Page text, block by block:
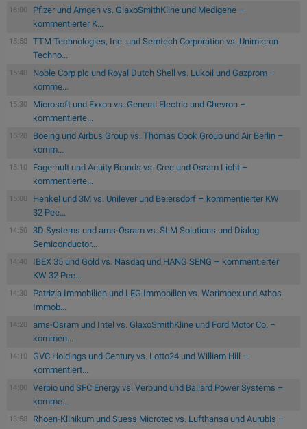
16:00
Pfizer und Amgen vs. GlaxoSmithKline und Medigene –
kommentierter K...
15:50
TTM Technologies, Inc. und Semtech Corporation vs. Unimicron
Techno...
15:40
Noble Corp plc und Royal Dutch Shell vs. Lukoil und Gazprom –
komme...
15:30
Microsoft und Exxon vs. General Electric und Chevron –
kommentierte...
15:20
Boeing und Airbus Group vs. Thomas Cook Group und Air Berlin –
komm...
15:10
Fagerhult und Acuity Brands vs. Cree und Osram Licht –
kommentierte...
15:00
Henkel und 3M vs. Unilever und Beiersdorf – kommentierter KW
32 Pee...
14:50
3D Systems und ams-Osram vs. SLM Solutions und Dialog
Semiconductor...
14:40
IBEX 35 und Gold vs. Nasdaq und HANG SENG – kommentierter
KW 32 Pee...
14:30
Patrizia Immobilien und LEG Immobilien vs. Warimpex und Athos
Immob...
14:20
ams-Osram und Intel vs. GlaxoSmithKline und Ford Motor Co. –
kommen...
14:10
GVC Holdings und Century vs. Lotto24 und William Hill –
kommentiert...
14:00
Verbio und SFC Energy vs. Verbund und Ballard Power Systems –
komme...
13:50
Rhoen-Klinikum und Suess Microtec vs. Lufthansa und Aurubis –